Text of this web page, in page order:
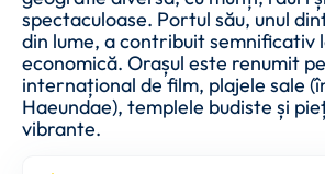
spectaculoase. Portul său, unul
din lume, a contribuit semnificativ
economică. Orașul este renumit
internațional de film, plajele sale
Haeundae), templele budiste și
vibrante.